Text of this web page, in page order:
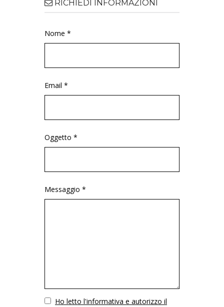
RICHIEDI INFORMAZIONI
Nome *
Email *
Oggetto *
Messaggio *
VuotoHo letto l'informativa e autorizzo il